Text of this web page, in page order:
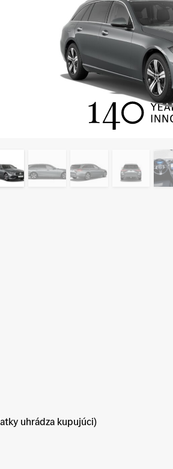
uhrádza kupujúci)